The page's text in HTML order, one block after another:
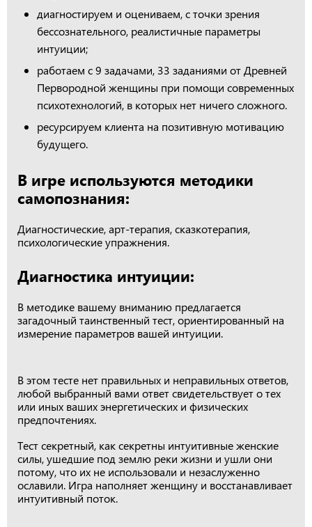
диагностируем и оцениваем, с точки зрения
бессознательного, реалистичные параметры
интуиции;
работаем с 9 задачами, 33 заданиями от Древней
Первородной женщины при помощи современных
психотехнологий, в которых нет ничего сложного.
ресурсируем клиента на позитивную мотивацию
будущего.
В игре используются методики
самопознания:
Диагностические, арт-терапия, сказкотерапия,
психологические упражнения.
Диагностика интуиции:
В методике вашему вниманию предлагается
загадочный таинственный тест, ориентированный на
измерение параметров вашей интуиции.
В этом тесте нет правильных и неправильных ответов,
любой выбранный вами ответ свидетельствует о тех
или иных ваших энергетических и физических
предпочтениях.
Тест секретный, как секретны интуитивные женские
силы, ушедшие под землю реки жизни и ушли они
потому, что их не использовали и незаслуженно
ославили. Игра наполняет женщину и восстанавливает
интуитивный поток.